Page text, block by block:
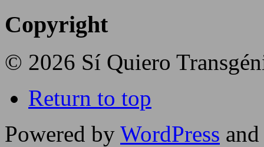
Copyright
© 2026 Sí Quiero
Return to top
Powered by WordPress